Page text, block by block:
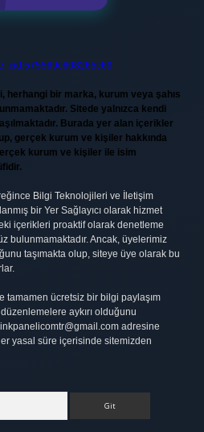
herhangi bir marka, kurum veya şahıs
Sitede yalnızca kendi
Burada yer alan içerikler
gerçek kurum ve kişiler hakkında
kurum ve kişiler ile isim
Bilgi Teknolojileri ve İletişim
bir Yer Sağlayıcı olarak hizmet
içerikleri proaktif olarak denetleme
bulunmamaktadır. Ancak, üyelerimiz
taşımakta olup, siteye üye olarak bu
tamamen ücretsiz bir bilgi paylaşım
aykırı olduğunu
adresine
yasal süre içerisinde sitemizden